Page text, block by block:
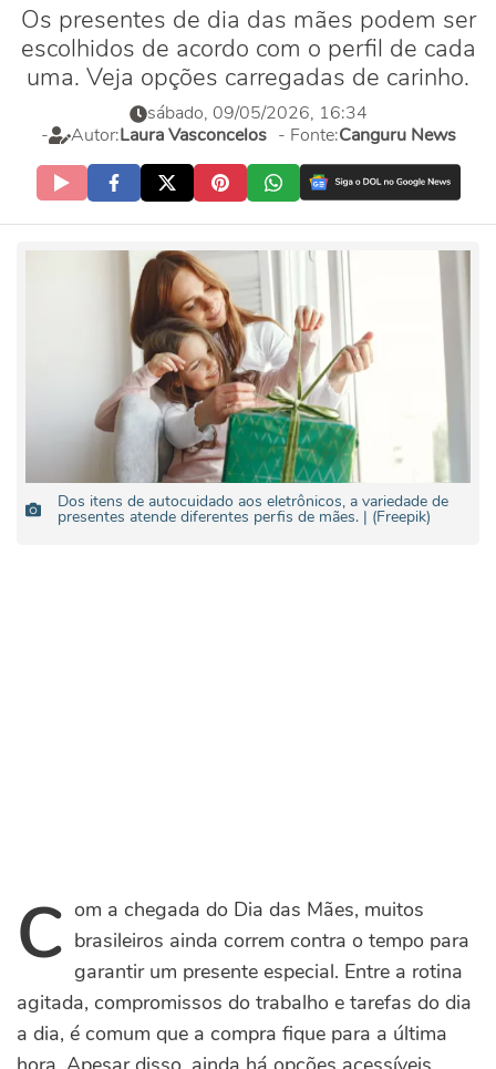
Os presentes de dia das mães podem ser
escolhidos de acordo com o perfil de cada
uma. Veja opções carregadas de carinho.
sábado, 09/05/2026, 16:34
-
Autor:Laura Vasconcelos - Fonte:Canguru News
Dos itens de autocuidado aos eletrônicos, a variedade de
presentes atende diferentes perfis de mães. | (Freepik)
Com a chegada do Dia das Mães, muitos
brasileiros ainda correm contra o tempo para
garantir um presente especial. Entre a rotina
agitada, compromissos do trabalho e tarefas do dia
a dia, é comum que a compra fique para a última